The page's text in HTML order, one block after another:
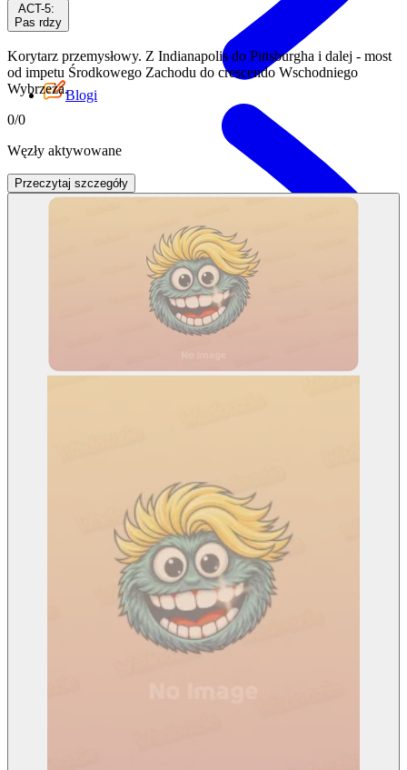
ACT-5:
Pas rdzy
Korytarz przemysłowy. Z Indianapolis do Pittsburgha i dalej - most
od impetu Środkowego Zachodu do crescendo Wschodniego
Wybrzeża.
0/0
Węzły aktywowane
Przeczytaj szczegóły
Blogi